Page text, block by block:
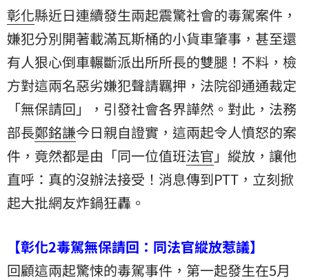
彰化縣近日連續發生兩起震驚社會的毒駕案件，
嫌犯分別開著載滿瓦斯桶的小貨車肇事，甚至還
有人狠心倒車輾斷派出所所長的雙腿！不料，檢
方對這兩名惡劣嫌犯聲請羈押，法院卻通通裁定
「無保請回」，引發社會各界譁然。對此， 法務
部長鄭銘謙今日親自證實，這兩起令人憤怒的案
件，竟然都是由「同一位值班法官 」縱放，讓他
直呼：真的沒辦法接受！消息傳到PTT，立刻掀
起大批網友炸鍋狂轟。
【彰化2毒駕無保請回：同法官縱放惹議】
回顧這兩起驚悚的毒駕事件，第一起發生在5月